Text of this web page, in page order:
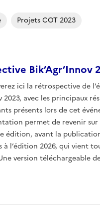
Bik’Agr’Innov
ici la rétrospective de
2023, avec les principaux
présents lors de cet
permet de revenir sur
édition, avant la
à l’édition 2026, qui vient
version téléchargeable
Projets COT 2023